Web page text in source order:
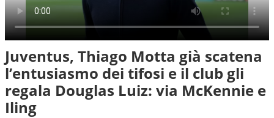
Juventus, Thiago Motta già scatena
l’entusiasmo dei tifosi e il club gli
regala Douglas Luiz: via McKennie e
Iling